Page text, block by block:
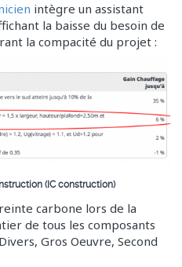
intègre un assistant
la baisse du besoin de
la compacité du projet :
(IC construction)
carbone lors de la
de tous les composants
Gros Oeuvre, Second